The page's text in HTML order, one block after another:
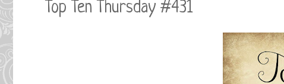
Top Ten Thursday #431